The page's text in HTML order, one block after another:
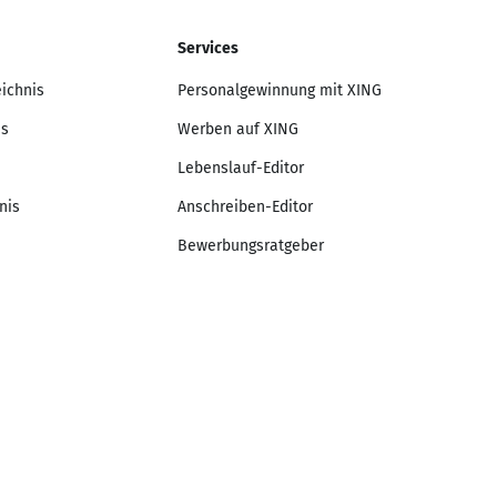
Services
Personalgewinnung mit XING
Werben auf XING
Lebenslauf-Editor
Anschreiben-Editor
Bewerbungsratgeber